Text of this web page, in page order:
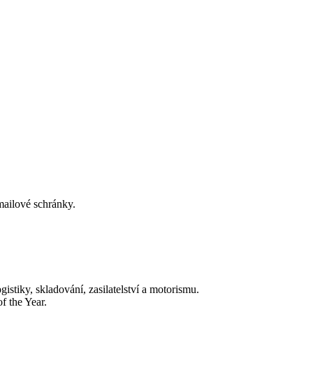
schránky.
skladování, zasilatelství a motorismu.
the Year.